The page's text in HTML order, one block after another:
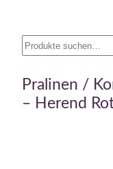
Suche
Pralinen /
– Herend